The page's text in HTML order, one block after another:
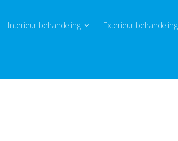
Interieur behandeling Exterieur behandeling